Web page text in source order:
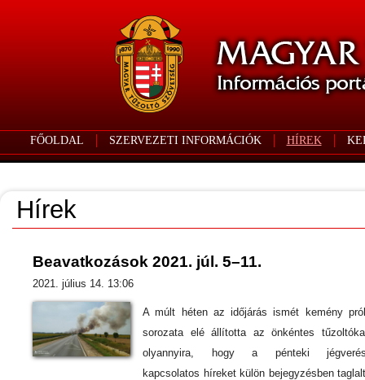
FŐOLDAL SZERVEZETI INFORMÁCIÓK HÍREK
Hírek
Beavatkozások 2021. júl. 5–11.
2021. július 14. 13:06
A múlt héten az időjárás ismét kemény
sorozata elé állította az önkéntes
olyannyira, hogy a pénteki
kapcsolatos híreket külön bejegyzésben